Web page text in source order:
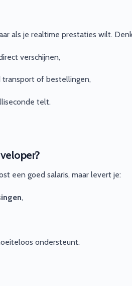
als je realtime prestaties wilt.
verschijnen,
transport of bestellingen,
telt.
een goed salaris, maar levert je:
,
ondersteunt.